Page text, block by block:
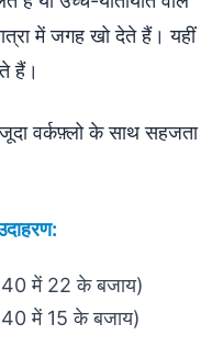
में जगह खो देते हैं। यहीं
हैं।
वर्कफ़्लो के साथ सहजता
में 22 के बजाय)
में 15 के बजाय)